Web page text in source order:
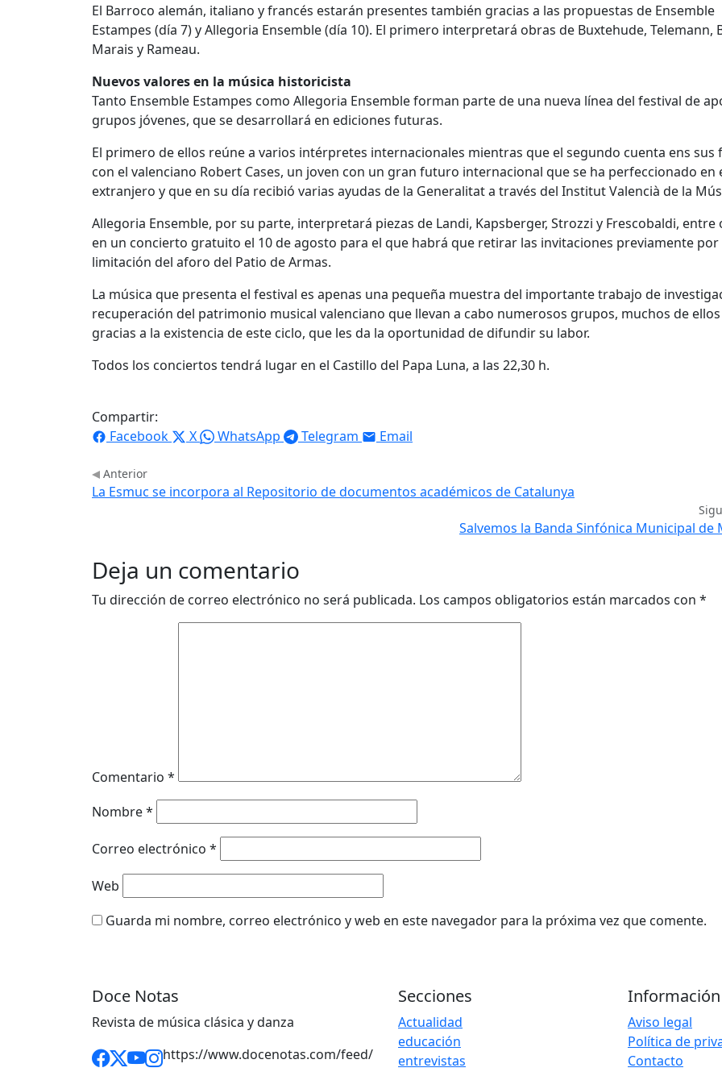
El Barroco alemán, italiano y francés estarán presentes también gracias a las propuestas de Ensemble
Estampes (día 7) y Allegoria Ensemble (día 10). El primero interpretará obras de Buxtehude, Telemann,
Marais y Rameau.
Nuevos valores en la música historicista
Tanto Ensemble Estampes como Allegoria Ensemble forman parte de una nueva línea del festival de
grupos jóvenes, que se desarrollará en ediciones futuras.
El primero de ellos reúne a varios intérpretes internacionales mientras que el segundo cuenta ens sus
con el valenciano Robert Cases, un joven con un gran futuro internacional que se ha perfeccionado en
extranjero y que en su día recibió varias ayudas de la Generalitat a través del Institut Valencià de la
Allegoria Ensemble, por su parte, interpretará piezas de Landi, Kapsberger, Strozzi y Frescobaldi, entre
en un concierto gratuito el 10 de agosto para el que habrá que retirar las invitaciones previamente por
limitación del aforo del Patio de Armas.
La música que presenta el festival es apenas una pequeña muestra del importante trabajo de
recuperación del patrimonio musical valenciano que llevan a cabo numerosos grupos, muchos de ellos
gracias a la existencia de este ciclo, que les da la oportunidad de difundir su labor.
Todos los conciertos tendrá lugar en el Castillo del Papa Luna, a las 22,30 h.
Compartir:
Facebook
X WhatsApp Telegram Email
Anterior
La Esmuc se incorpora al Repositorio de documentos académicos de Catalunya
Salvemos la Banda Sinfónica Municipal de
Deja un comentario
Tu dirección de correo electrónico no será publicada. Los campos obligatorios están marcados con *
Comentario *
Nombre*
Correo electrónico *
Web
Guarda mi nombre, correo electrónico y web en este navegador para la próxima vez que comente.
Doce Notas
Revista de música clásica y danza
https://www.docenotas.com/feed/
Secciones
Actualidad
educación
entrevistas
Información
Aviso legal
Política de
Contacto